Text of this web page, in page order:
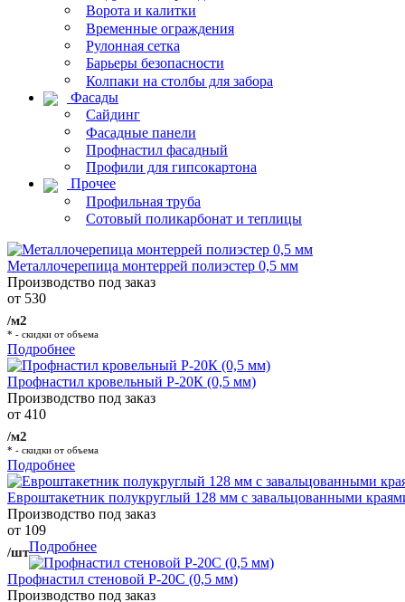
Ворота и калитки
Временные ограждения
Рулонная сетка
Барьеры безопасности
Колпаки на столбы для забора
Фасады
Сайдинг
Фасадные панели
Профнастил фасадный
Профили для гипсокартона
Прочее
Профильная труба
Сотовый поликарбонат и теплицы
Металлочерепица монтеррей полиэстер 0,5 мм
Производство под заказ
от 530
/м2
* - скидки от объема
Подробнее
Профнастил кровельный Р-20К (0,5 мм)
Производство под заказ
от 410
/м2
* - скидки от объема
Подробнее
Евроштакетник полукруглый 128 мм с завальцованными
Производство под заказ
от 109
/штПодробнее
Профнастил стеновой Р-20С (0,5 мм)
Производство под заказ